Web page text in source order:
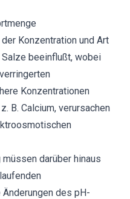
Konzentration und Art
beeinflußt, wobei
Konzentrationen
B. Calcium, verursachen
darüber hinaus
des pH-